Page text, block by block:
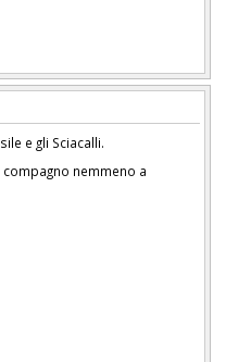
e gli Sciacalli.
nemmeno a